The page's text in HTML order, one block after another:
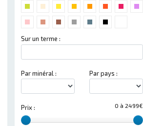
Sur un terme :
Par minéral : Par pays :
0 à 2499€
Prix :